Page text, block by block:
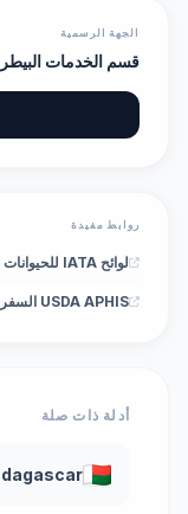
الجهة الرسمية
قسم الخدمات
روابط مفيدة
لوائح IATA للحيوانات الحية
USDA APHIS السفر مع الحيوانات الأليفة
أدلة ذات صلة